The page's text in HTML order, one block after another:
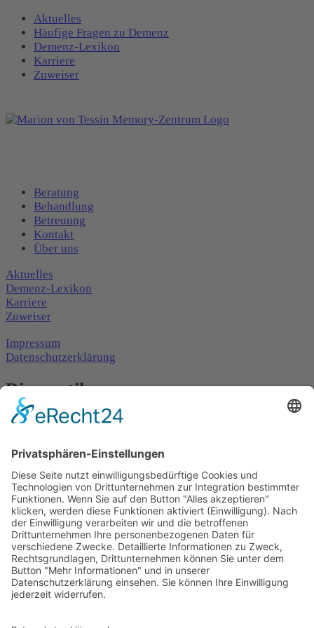
Aktuelles
Häufige Fragen zu Demenz
Demenz-Lexikon
Karriere
Zuweiser
Beratung
Behandlung
Betreuung
Kontakt
Über uns
Aktuelles
Demenz-Lexikon
Karriere
Zuweiser
Impressum
Datenschutzerklärung
Diagnostik
14. März 2025
Methoden zur Feststellung einer Erkrankung, bei Demenz z.
B. durch neurologische Tests, Bildgebung oder
Labordiagnostik.
Zurück zum Lexikon